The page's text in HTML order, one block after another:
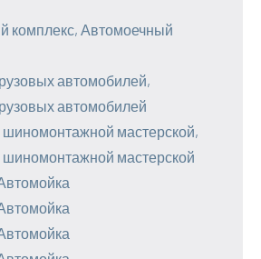
комплекс, Автомоечный
автомобилей,
автомобилей
шиномонтажной мастерской,
шиномонтажной мастерской